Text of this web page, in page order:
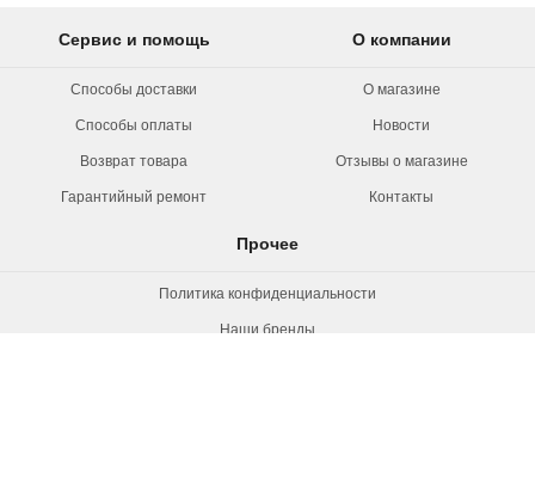
Сервис и помощь
Способы доставки
Способы оплаты
Возврат товара
Гарантийный ремонт
О компании
О магазине
Новости
Отзывы о магазине
Контакты
Прочее
Политика конфиденциальности
Наши бренды